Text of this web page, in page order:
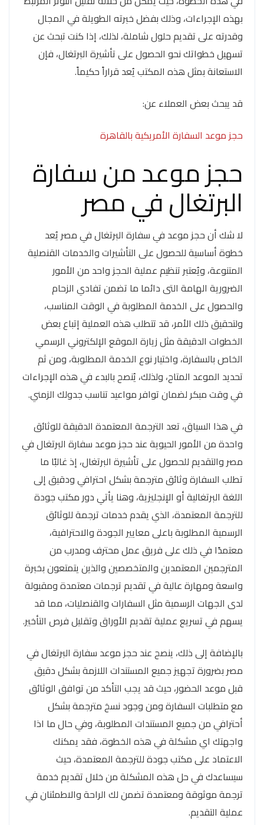
بهذه الإجراءات، وذلك بفضل خبرته الطويلة في المجال
وقدرته على تقديم حلول شاملة، لذلك، إذا كنت تبحث عن
تسهيل خطواتك نحو الحصول على تأشيرة البرتغال، فإن
الاستعانة بمثل هذه المكتب يُعد قراراً حكيماً.
قد يبحث بعض العملاء عن:
حجز موعد السفارة الأمريكية بالقاهرة
حجز موعد من سفارة
البرتغال في مصر
لا شك أن حجز موعد في سفارة البرتغال في مصر يُعد
خطوة أساسية للحصول على التأشيرات والخدمات القنصلية
المتنوعة، ويُعتبر تنظيم عملية الحجز واحد من الأمور
الضرورية الهامة التى دائما ما تضمن تفادي الزحام
والحصول على الخدمة المطلوبة في الوقت المناسب،
ولتحقيق ذلك الأمر، قد تتطلب هذه العملية إتباع بعض
الخطوات الدقيقة مثل زيارة الموقع الإلكتروني الرسمي
الخاص بالسفارة، واختيار نوع الخدمة المطلوبة، ومن ثم
تحديد الموعد المتاح، ولذلك، يُنصح بالبدء في هذه الإجراءات
في وقت مبكر لضمان توافر مواعيد تناسب جدولك الزمني.
في هذا السياق، تعد الترجمة المعتمدة الدقيقة للوثائق
واحدة من الأمور الحيوية عند حجز موعد سفارة البرتغال في
مصر والتقديم للحصول على تأشيرة البرتغال، إذ غالبًا ما
تطلب السفارة وثائق مترجمة بشكل احترافي ودقيق إلى
اللغة البرتغالية أو الإنجليزية، وهنا يأتي دور مكتب جودة
للترجمة المعتمدة، الذي يقدم خدمات ترجمة للوثائق
الرسمية المطلوبة باعلى معايير الجودة والاحترافية،
معتمدًا في ذلك على فريق عمل محترف ومدرب من
المترجمين المعتمدين والمتخصصين والذين يتمتعون بخبرة
واسعة ومهارة عالية في تقديم ترجمات معتمدة ومقبولة
لدى الجهات الرسمية مثل السفارات والقنصليات، مما قد
يسهم في تسريع عملية تقديم الأوراق وتقليل فرص التأخير.
بالإضافة إلى ذلك، ينصح عند حجز موعد سفارة البرتغال في
مصر بضرورة تجهيز جميع المستندات اللازمة بشكل دقيق
قبل موعد الحضور، حيث قد يجب التأكد من توافق الوثائق
مع متطلبات السفارة ومن وجود نسخ مترجمة بشكل
أحترافي من جميع المستندات المطلوبة، وفي حال ما اذا
واجهتك اي مشكلة في هذه الخطوة، فقد يمكنك
الاعتماد على مكتب جودة للترجمة المعتمدة، حيث
سيساعدك في حل هذه المشكلة من خلال تقديم خدمة
ترجمة موثوقة ومعتمدة تضمن لك الراحة والاطمئنان في
عملية التقديم.